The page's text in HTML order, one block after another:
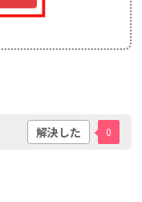
解決した 0